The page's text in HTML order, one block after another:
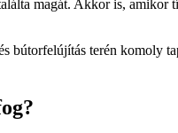
magát. Akkor is,
bútorfelújítás terén komoly